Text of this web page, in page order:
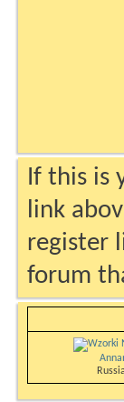
If this is
link
register
forum